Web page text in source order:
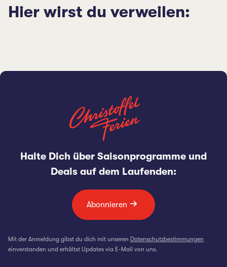
Hier wirst du verweilen:
Halte Dich über Saisonprogramme und
Deals auf dem Laufenden:
Abonnieren
Mit der Anmeldung gibst du dich mit unseren Datenschutzbestimmungen
einverstanden und erhältst Updates via E-Mail von uns.